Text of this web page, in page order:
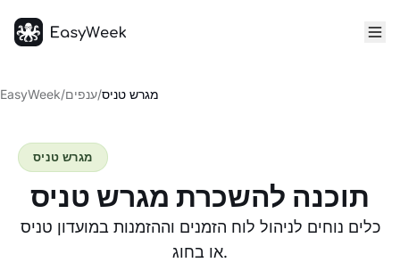
EasyWeek/ענפים/מגרש טניס
תוכנה להשכרת מגרש טניס
כלים נוחים לניהול לוח הזמנים וההזמנות במועדון טניס
או בחוג.
מגרש טניס